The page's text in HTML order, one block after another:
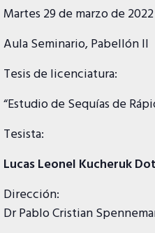
Martes 29 de marzo de 2022
Aula Seminario, Pabellón II
Tesis de licenciatura:
“Estudio de Sequías de
Tesista:
Lucas Leonel Kucheruk
Dirección:
Dr Pablo Cristian